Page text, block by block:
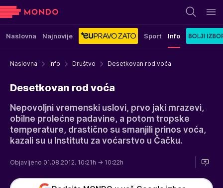
Naslovna Najnovije Sport Info
Naslovna Info Društvo Desetkovan rod voća
Desetkovan rod voća
Nepovoljni vremenski uslovi, prvo jaki mrazevi,
obilne prolećne padavine, a potom tropske
temperature, drastično su smanjili prinos voća,
kazali su u Institutu za voćarstvo u Čačku.
Objavljeno 01.08.2012. 10:21h → 10:22h